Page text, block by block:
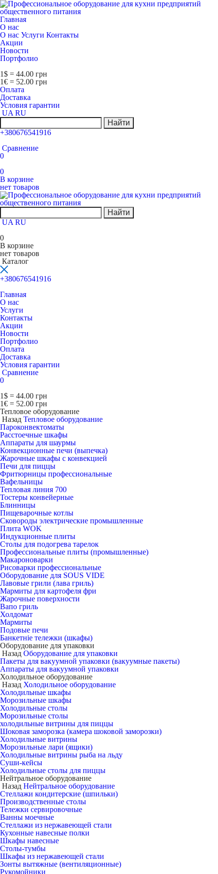
Главная
О нас
О нас Услуги Контакты
Акции
Новости
Портфолио
1$ = 44.00 грн
1€ = 52.00 грн
Оплата
Доставка
Условия гарантии
UA RU
Найти
+380676541916
Сравнение
0
0
В корзине
нет товаров
Найти
UA RU
0
В корзине
нет товаров
Каталог
+380676541916
Главная
О нас
Услуги
Контакты
Акции
Новости
Портфолио
Оплата
Доставка
Условия гарантии
Сравнение
0
1$ = 44.00 грн
1€ = 52.00 грн
Тепловое оборудование
Назад Тепловое оборудование
Пароконвектоматы
Расcтоечные шкафы
Аппараты для шаурмы
Конвекционные печи (выпечка)
Жарочные шкафы с конвекцией
Печи для пиццы
Фритюрницы профессиональные
Вафельницы
Тепловая линия 700
Тостеры конвейерные
Блинницы
Пищеварочные котлы
Сковороды электрические промышленные
Плита WOK
Индукционные плиты
Столы для подогрева тарелок
Профессиональные плиты (промышленные)
Макароноварки
Рисоварки профессиональные
Оборудование для SOUS VIDE
Лавовые грили (лава гриль)
Мармиты для картофеля фри
Жарочные поверхности
Вапо гриль
Холдомат
Мармиты
Подовые печи
Банкетніе тележки (шкафы)
Оборудование для упаковки
Назад Оборудование для упаковки
Пакеты для вакуумной упаковки (вакуумные пакеты)
Аппараты для вакуумной упаковки
Холодильное оборудование
Назад Холодильное оборудование
Холодильные шкафы
Морозильные шкафы
Холодильные столы
Морозильные столы
холодильные витрины для пиццы
Шоковая заморозка (камера шоковой заморозки)
Холодильные витрины
Морозильные лари (ящики)
Холодильные витрины рыба на льду
Суши-кейсы
Холодильные столы для пиццы
Нейтральное оборудование
Назад Нейтральное оборудование
Стеллажи кондитерские (шпильки)
Производственные столы
Тележки сервировочные
Ванны моечные
Стеллажи из нержавеющей стали
Кухонные навесные полки
Шкафы навесные
Столы-тумбы
Шкафы из нержавеющей стали
Зонты вытяжные (вентиляционные)
Рукомойники